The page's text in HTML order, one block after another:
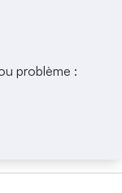
problème :